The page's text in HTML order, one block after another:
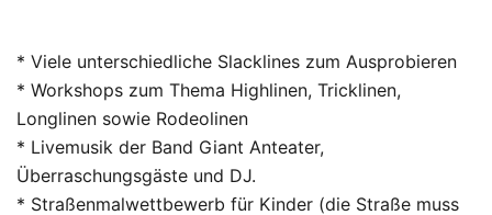
* Viele unterschiedliche Slacklines zum Ausprobieren
* Workshops zum Thema Highlinen, Tricklinen,
Longlinen sowie Rodeolinen
* Livemusik der Band Giant Anteater,
Überraschungsgäste und DJ.
* Straßenmalwettbewerb für Kinder (die Straße muss